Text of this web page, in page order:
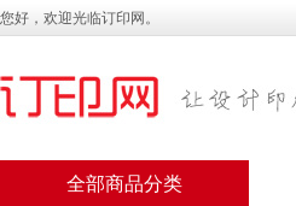
您好，欢迎光临订印网。
全部商品分类